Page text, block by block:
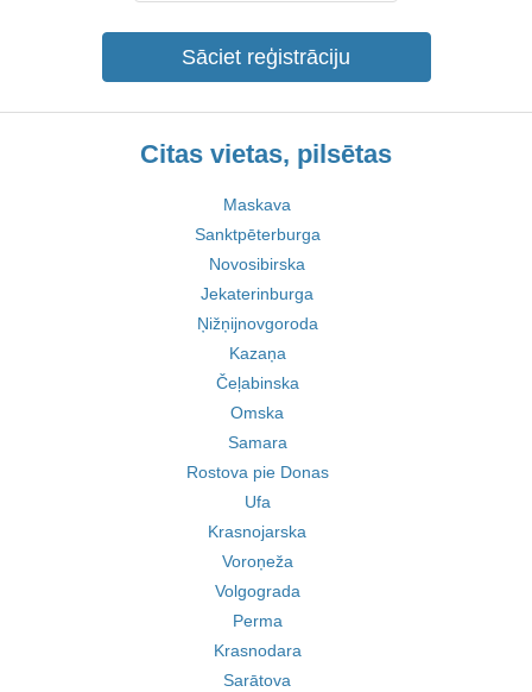
Sāciet reģistrāciju
Citas vietas, pilsētas
Maskava
Sanktpēterburga
Novosibirska
Jekaterinburga
Ņižņijnovgoroda
Kazaņa
Čeļabinska
Omska
Samara
Rostova pie Donas
Ufa
Krasnojarska
Voroņeža
Volgograda
Perma
Krasnodara
Sarātova